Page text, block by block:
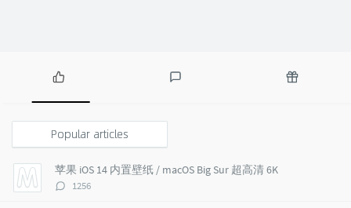
P
p
u
l
a
r
t
Popular articles
苹果 iOS 14 内置壁纸 / macOS Big Sur 超高清 6K
评
1256